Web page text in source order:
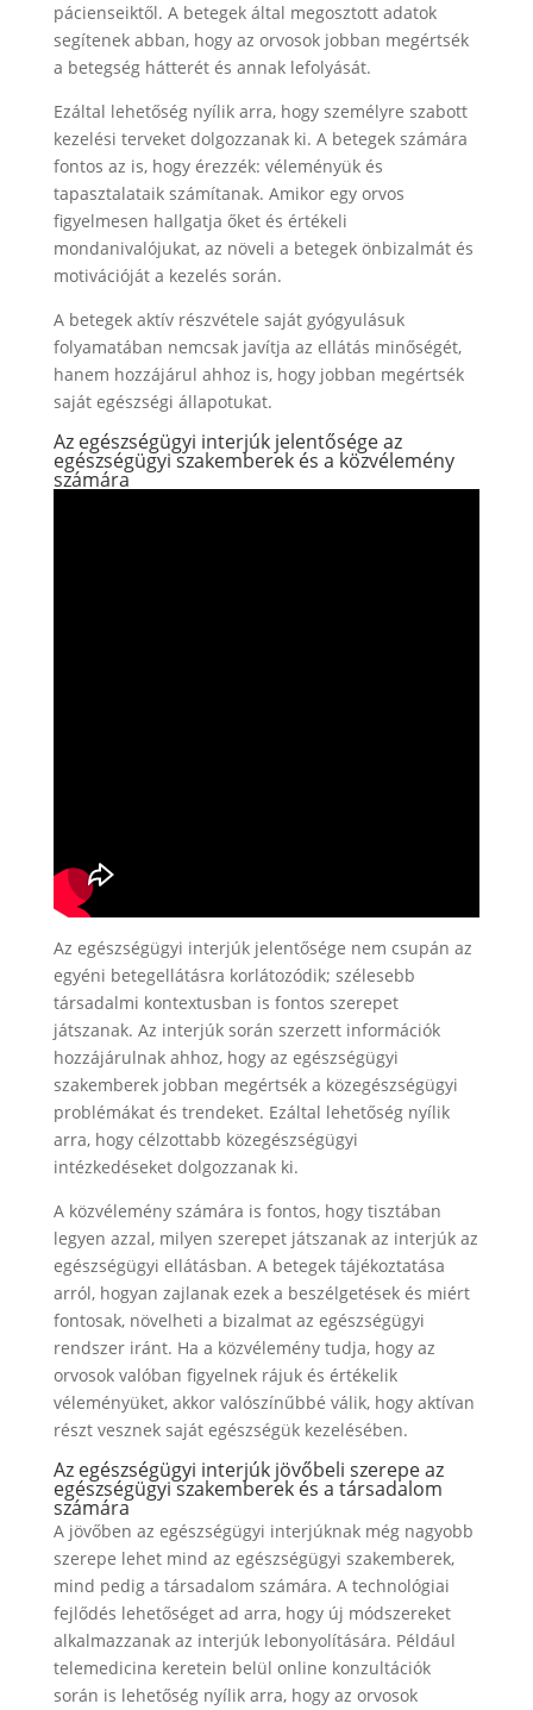
pácienseiktől. A betegek által megosztott adatok
segítenek abban, hogy az orvosok jobban megértsék
a betegség hátterét és annak lefolyását.
Ezáltal lehetőség nyílik arra, hogy személyre szabott
kezelési terveket dolgozzanak ki. A betegek számára
fontos az is, hogy érezzék: véleményük és
tapasztalataik számítanak. Amikor egy orvos
figyelmesen hallgatja őket és értékeli
mondanivalójukat, az növeli a betegek önbizalmát és
motivációját a kezelés során.
A betegek aktív részvétele saját gyógyulásuk
folyamatában nemcsak javítja az ellátás minőségét,
hanem hozzájárul ahhoz is, hogy jobban megértsék
saját egészségi állapotukat.
Az egészségügyi interjúk jelentősége az
egészségügyi szakemberek és a közvélemény
számára
Az egészségügyi interjúk jelentősége nem csupán az
egyéni betegellátásra korlátozódik; szélesebb
társadalmi kontextusban is fontos szerepet
játszanak. Az interjúk során szerzett információk
hozzájárulnak ahhoz, hogy az egészségügyi
szakemberek jobban megértsék a közegészségügyi
problémákat és trendeket. Ezáltal lehetőség nyílik
arra, hogy célzottabb közegészségügyi
intézkedéseket dolgozzanak ki.
A közvélemény számára is fontos, hogy tisztában
legyen azzal, milyen szerepet játszanak az interjúk az
egészségügyi ellátásban. A betegek tájékoztatása
arról, hogyan zajlanak ezek a beszélgetések és miért
fontosak, növelheti a bizalmat az egészségügyi
rendszer iránt. Ha a közvélemény tudja, hogy az
orvosok valóban figyelnek rájuk és értékelik
véleményüket, akkor valószínűbbé válik, hogy aktívan
részt vesznek saját egészségük kezelésében.
Az egészségügyi interjúk jövőbeli szerepe az
egészségügyi szakemberek és a társadalom
számára
A jövőben az egészségügyi interjúknak még nagyobb
szerepe lehet mind az egészségügyi szakemberek,
mind pedig a társadalom számára. A technológiai
fejlődés lehetőséget ad arra, hogy új módszereket
alkalmazzanak az interjúk lebonyolítására. Például
telemedicina keretein belül online konzultációk
során is lehetőség nyílik arra, hogy az orvosok